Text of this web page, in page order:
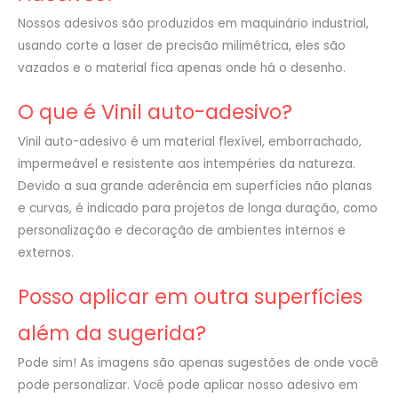
Nossos adesivos são produzidos em maquinário industrial,
usando corte a laser de precisão milimétrica, eles são
vazados e o material fica apenas onde há o desenho.
O que é Vinil auto-adesivo?
Vinil auto-adesivo é um material flexível, emborrachado,
impermeável e resistente aos intempéries da natureza.
Devido a sua grande aderência em superfícies não planas
e curvas, é indicado para projetos de longa duração, como
personalização e decoração de ambientes internos e
externos.
Posso aplicar em outra superfícies
além da sugerida?
Pode sim! As imagens são apenas sugestões de onde você
pode personalizar. Você pode aplicar nosso adesivo em